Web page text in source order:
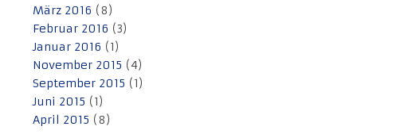
März 2016 (8)
Februar 2016 (3)
Januar 2016 (1)
November 2015 (4)
September 2015 (1)
Juni 2015 (1)
April 2015 (8)